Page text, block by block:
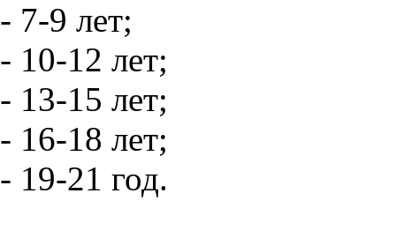
- 7-9 лет;
- 10-12 лет;
- 13-15 лет;
- 16-18 лет;
- 19-21 год.